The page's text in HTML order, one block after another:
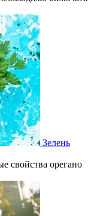
Зелень
свойства орегано